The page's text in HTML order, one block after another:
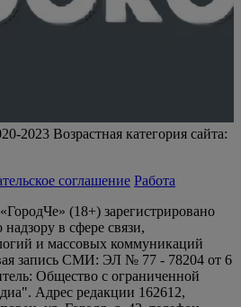
Возрастная категория сайта:
соглашение Работа
(18+) зарегистрировано
в сфере связи,
и массовых коммуникаций
запись СМИ: ЭЛ № 77 - 78204 от 6
Общество с ограниченной
Адрес редакции 162612,